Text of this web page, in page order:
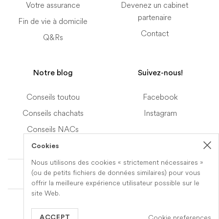
Cookies
Nous utilisons des cookies « strictement nécessaires »
(ou de petits fichiers de données similaires) pour vous
offrir la meilleure expérience utilisateur possible sur le
site Web.
ACCEPT
Votre assurance
Fin de vie à domicile
Q&Rs
Devenez un cabinet
partenaire
Contact
Notre blog
Conseils toutou
Conseils chachats
Conseils NACs
Suivez-nous!
Facebook
Instagram
Terms of Service